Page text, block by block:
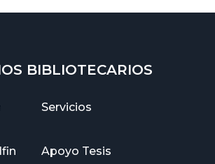
BIBLIOTECARIOS
Servicios
Apoyo Tesis